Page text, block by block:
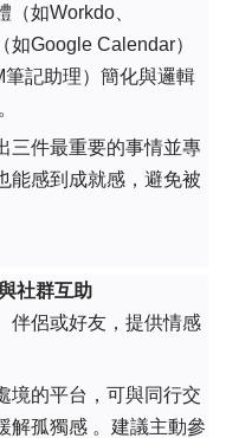
如Workdo、
Google Calendar）
記助理）簡化與邏輯
三件最重要的事情並專
能感到成就感，避免被
社群互助
伴侶或好友，提供情感
境的平台，可與同行交
解孤獨感 。建議主動參